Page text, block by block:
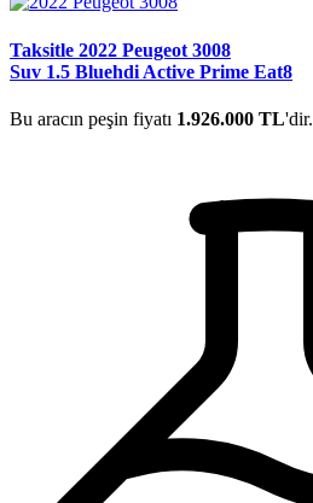
Taksitle 2022 Peugeot 3008
Suv 1.5 Bluehdi Active Prime Eat8
Bu aracın peşin fiyatı 1.926.000 TL'dir.